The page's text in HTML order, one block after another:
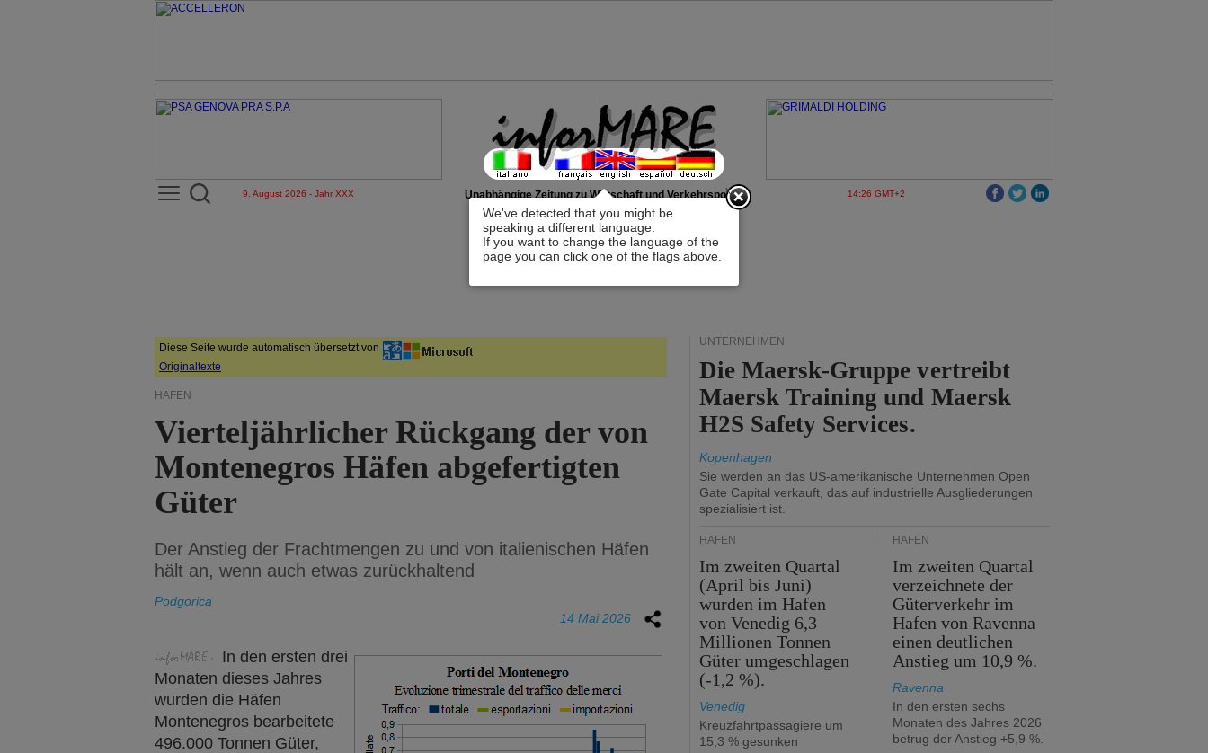
We've detected that you might be
speaking a different language.
If you want to change the language of the
page you can click one of the flags above.
x
9. August 2026 - Jahr XXX Unabhängige Zeitung zu Wirtschaft und Verkehrspolitik 14:26 GMT+2
Diese Seite wurde automatisch übersetzt von
Originaltexte
HÄFEN
Vierteljährlicher Rückgang der von
Montenegros Häfen abgefertigten
Güter
Der Anstieg der Frachtmengen zu und von italienischen Häfen
hält an, wenn auch etwas zurückhaltend
Podgorica
14 Mai 2026
In den ersten drei
Monaten dieses Jahres
wurden die Häfen
Montenegros bearbeitete
496.000 Tonnen Güter,
UNTERNEHMEN
Die Maersk-Gruppe vertreibt
Maersk Training und Maersk
H2S Safety Services.
Kopenhagen
Sie werden an das US-amerikanische Unternehmen Open
Gate Capital verkauft, das auf industrielle Ausgliederungen
spezialisiert ist.
HÄFEN
Im zweiten Quartal
(April bis Juni)
wurden im Hafen
von Venedig 6,3
Millionen Tonnen
Güter umgeschlagen
(-1,2 %).
Venedig
Kreuzfahrtpassagiere um
15,3 % gesunken
HÄFEN
Im zweiten Quartal
verzeichnete der
Güterverkehr im
Hafen von Ravenna
einen deutlichen
Anstieg um 10,9 %.
Ravenna
In den ersten sechs
Monaten des Jahres 2026
betrug der Anstieg +5,9 %.